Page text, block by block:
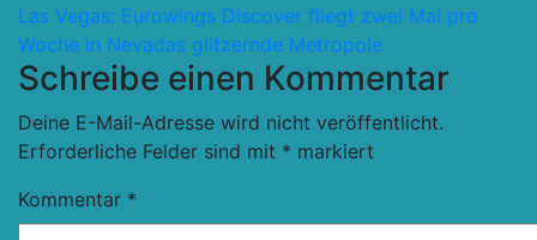
Las Vegas: Eurowings Discover fliegt zwei Mal pro
Woche in Nevadas glitzernde Metropole
Schreibe einen Kommentar
Deine E-Mail-Adresse wird nicht veröffentlicht.
Erforderliche Felder sind mit * markiert
Kommentar *